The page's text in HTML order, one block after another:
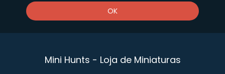
Mini Hunts - Loja de Miniaturas